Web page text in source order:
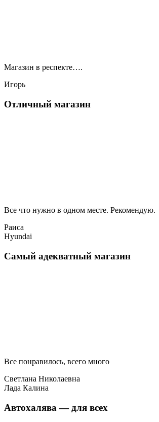
Магазин в респекте….
Игорь
Отличный магазин
Все что нужно в одном месте. Рекомендую.
Раиса
Hyundai
Самый адекватный магазин
Все понравилось, всего много
Светлана Николаевна
Лада Калина
Автохалява — для всех